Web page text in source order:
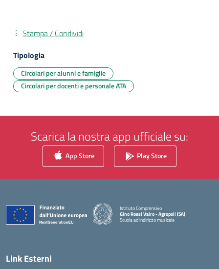
Stampa / Condividi
Tipologia
Circolari per alunni e famiglie
Circolari per docenti e personale ATA
Scarica la nostra app ufficiale su:
App Store Play Store
Istituto Comprensivo
Gino Rossi Vairo - Agropoli (SA)
Scuola ad indirizzo musicale
Link Esterni